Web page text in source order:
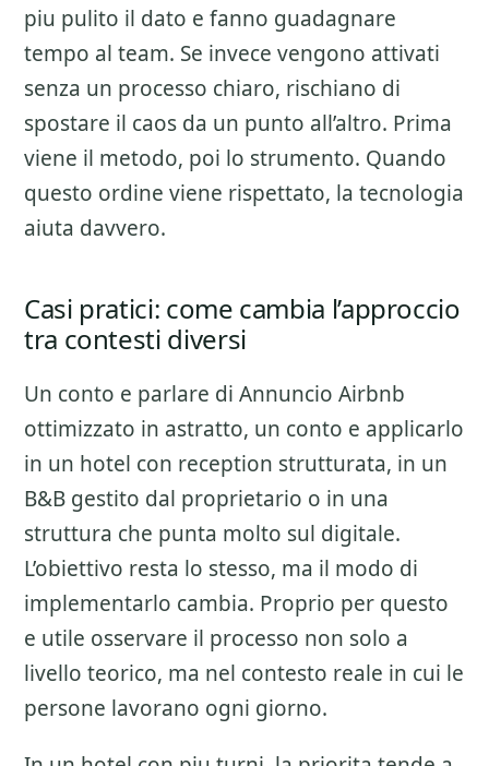
piu pulito il dato e fanno guadagnare
tempo al team. Se invece vengono attivati
senza un processo chiaro, rischiano di
spostare il caos da un punto all’altro. Prima
viene il metodo, poi lo strumento. Quando
questo ordine viene rispettato, la tecnologia
aiuta davvero.
Casi pratici: come cambia l’approccio
tra contesti diversi
Un conto e parlare di Annuncio Airbnb
ottimizzato in astratto, un conto e applicarlo
in un hotel con reception strutturata, in un
B&B gestito dal proprietario o in una
struttura che punta molto sul digitale.
L’obiettivo resta lo stesso, ma il modo di
implementarlo cambia. Proprio per questo
e utile osservare il processo non solo a
livello teorico, ma nel contesto reale in cui le
persone lavorano ogni giorno.